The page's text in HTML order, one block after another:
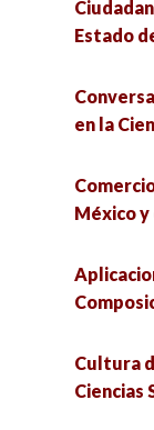
Estado
en la
México y
Cultura
Ciencias